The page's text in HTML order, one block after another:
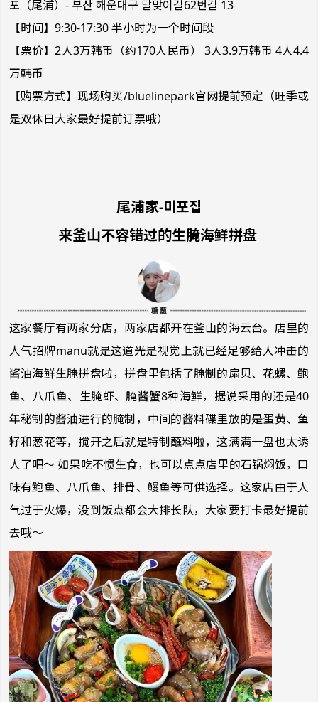
포（尾浦）- 부산 해운대구 달맞이길62번길 13
【时间】9:30-17:30 半小时为一个时间段
【票价】2人3万韩币（约170人民币） 3人3.9万韩币 4人4.4
万韩币
【购票方式】现场购买/bluelinepark官网提前预定（旺季或
是双休日大家最好提前订票哦）
尾浦家-미포집
来釜山不容错过的生腌海鲜拼盘
这家餐厅有两家分店，两家店都开在釜山的海云台。店里的
人气招牌manu就是这道光是视觉上就已经足够给人冲击的
酱油海鲜生腌拼盘啦，拼盘里包括了腌制的扇贝、花螺、鲍
鱼、八爪鱼、生腌虾、腌酱蟹8种海鲜，据说采用的还是40
年秘制的酱油进行的腌制，中间的酱料碟里放的是蛋黄、鱼
籽和葱花等，搅开之后就是特制蘸料啦，这满满一盘也太诱
人了吧～ 如果吃不惯生食，也可以点点店里的石锅焖饭，口
味有鲍鱼、八爪鱼、排骨、鳗鱼等可供选择。这家店由于人
气过于火爆，没到饭点都会大排长队，大家要打卡最好提前
去哦～